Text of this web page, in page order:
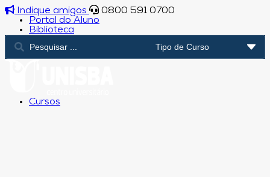
Indique amigos
0800 591 0700
Portal do Aluno
Biblioteca
Cursos